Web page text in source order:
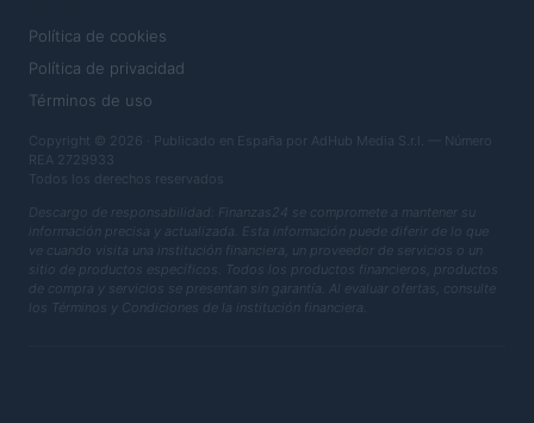
Política de cookies
Política de privacidad
Términos de uso
Copyright © 2026 · Publicado en España por AdHub Media S.r.l. — Número
REA 2729933
Todos los derechos reservados
Descargo de responsabilidad: Finanzas24 se compromete a mantener su
información precisa y actualizada. Esta información puede diferir de lo que
ve cuando visita una institución financiera, un proveedor de servicios o un
sitio de productos específicos. Todos los productos financieros, productos
de compra y servicios se presentan sin garantía. Al evaluar ofertas, consulte
los Términos y Condiciones de la institución financiera.